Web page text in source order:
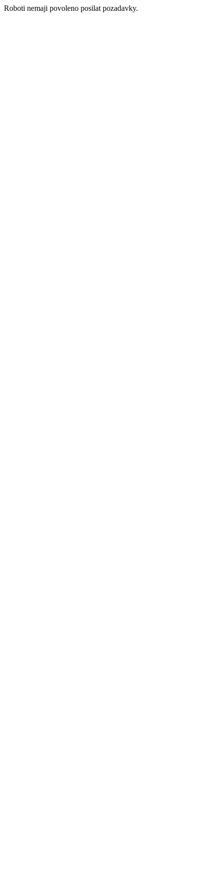
Roboti nemaji povoleno posilat pozadavky.